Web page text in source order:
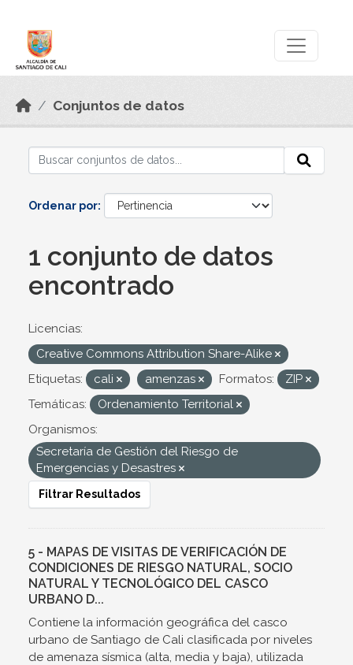
Conjuntos de datos
Ordenar por
1 conjunto de datos
encontrado
Licencias:
Creative Commons Attribution Share-Alike
Etiquetas:
cali amenzas Formatos:
ZIP
Temáticas:
Ordenamiento Territorial
Organismos:
Secretaría de Gestión del Riesgo de
Emergencias y Desastres
Filtrar Resultados
5 - MAPAS DE VISITAS DE VERIFICACIÓN DE
CONDICIONES DE RIESGO NATURAL, SOCIO
NATURAL Y TECNOLÓGICO DEL CASCO
URBANO D...
Contiene la información geográfica del casco
urbano de Santiago de Cali clasificada por niveles
de amenaza sísmica (alta, media y baja), utilizada